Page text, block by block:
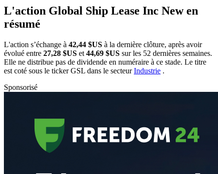
L'action Global Ship Lease Inc New en
résumé
L'action s’échange à 42,44 $US à la dernière clôture, après avoir
évolué entre 27,28 $US et 44,69 $US sur les 52 dernières semaines.
Elle ne distribue pas de dividende en numéraire à ce stade. Le titre
est coté sous le tickerGSL dans le secteurIndustrie .
Sponsorisé